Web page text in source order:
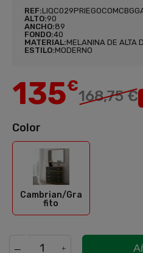
REF:
ALTO:90
ANCHO:89
FONDO:40
MATERIAL:MELANINA DE ALTA
ESTILO:MODERNO
135€
168,75 €
Color
Cambrian/Gra
fito